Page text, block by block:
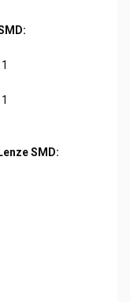
SMD: